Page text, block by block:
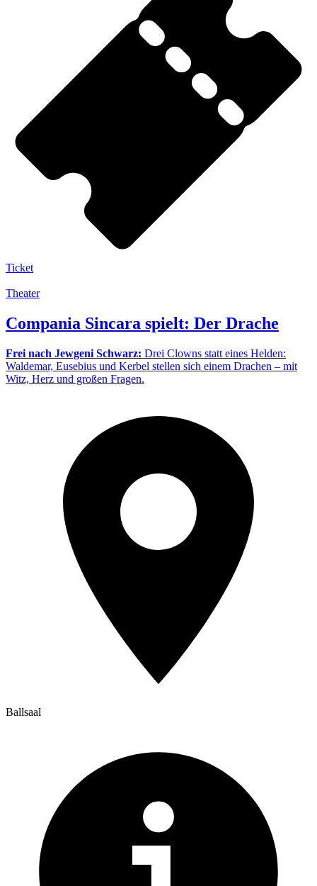
Ticket
Theater
Compania Sincara spielt: Der Drache
Frei nach Jewgeni Schwarz: Drei Clowns statt eines Helden:
Waldemar, Eusebius und Kerbel stellen sich einem Drachen – mit
Witz, Herz und großen Fragen.
Ballsaal